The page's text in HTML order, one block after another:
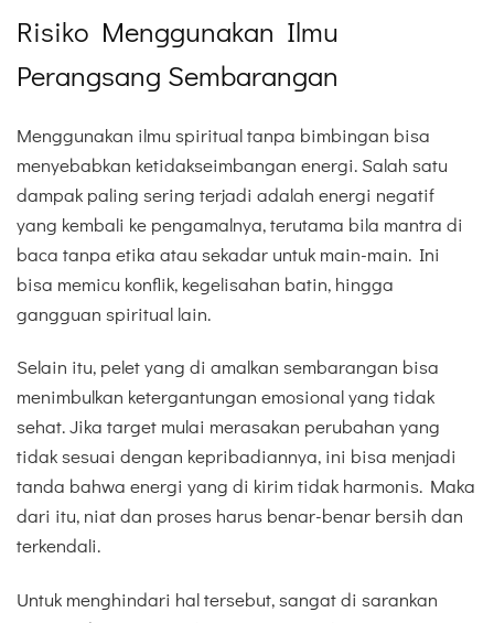
Risiko Menggunakan Ilmu
Perangsang Sembarangan
Menggunakan ilmu spiritual tanpa bimbingan bisa
menyebabkan ketidakseimbangan energi. Salah satu
dampak paling sering terjadi adalah energi negatif
yang kembali ke pengamalnya, terutama bila mantra di
baca tanpa etika atau sekadar untuk main-main. Ini
bisa memicu konflik, kegelisahan batin, hingga
gangguan spiritual lain.
Selain itu, pelet yang di amalkan sembarangan bisa
menimbulkan ketergantungan emosional yang tidak
sehat. Jika target mulai merasakan perubahan yang
tidak sesuai dengan kepribadiannya, ini bisa menjadi
tanda bahwa energi yang di kirim tidak harmonis. Maka
dari itu, niat dan proses harus benar-benar bersih dan
terkendali.
Untuk menghindari hal tersebut, sangat di sarankan